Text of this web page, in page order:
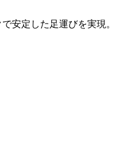
安定した足運びを実現。